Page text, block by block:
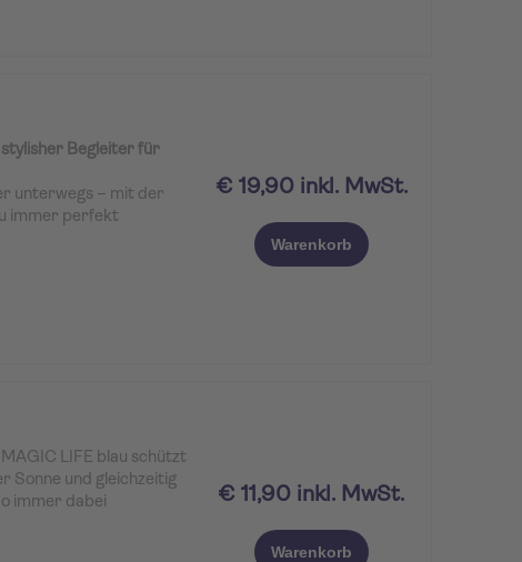
stylisher Begleiter für
unterwegs – mit der
immer perfekt
Material.
€ 19,90 inkl. MwSt.
Warenkorb
LIFE blau schützt
Sonne und gleichzeitig
immer dabei
€ 11,90 inkl. MwSt.
Warenkorb